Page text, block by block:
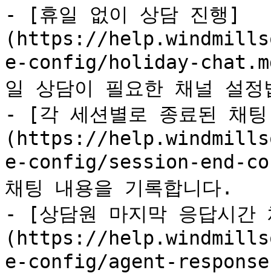
- [휴일 없이 상담 진행]
(https://
e-config/holiday-
일 상담이 필요한 채널 설정
- [각 세션별로 종료된 채
(https://
e-config/session-end-
채팅 내용을 기록합니다.
- [상담원 마지막 응답시간
(https://
e-config/agent-